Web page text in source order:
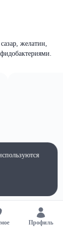
желатин,
Профиль